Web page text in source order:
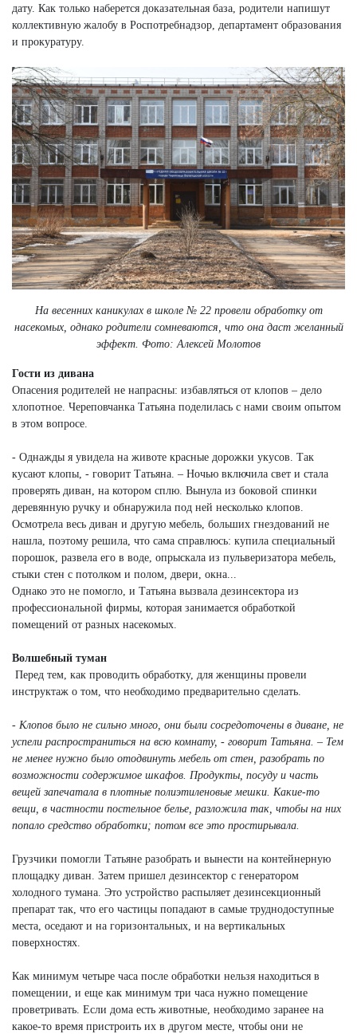
дату. Как только наберется доказательная база, родители напишут
коллективную жалобу в Роспотребнадзор, департамент образования
и прокуратуру.
На весенних каникулах в школе № 22 провели обработку от
насекомых, однако родители сомневаются, что она даст желанный
эффект. Фото: Алексей Молотов
Гости из дивана
Опасения родителей не напрасны: избавляться от клопов – дело
хлопотное. Череповчанка Татьяна поделилась с нами своим опытом
в этом вопросе.
- Однажды я увидела на животе красные дорожки укусов. Так
кусают клопы, - говорит Татьяна. – Ночью включила свет и стала
проверять диван, на котором сплю. Вынула из боковой спинки
деревянную ручку и обнаружила под ней несколько клопов.
Осмотрела весь диван и другую мебель, больших гнездований не
нашла, поэтому решила, что сама справлюсь: купила специальный
порошок, развела его в воде, опрыскала из пульверизатора мебель,
стыки стен с потолком и полом, двери, окна...
Однако это не помогло, и Татьяна вызвала дезинсектора из
профессиональной фирмы, которая занимается обработкой
помещений от разных насекомых.
Волшебный туман
Перед тем, как проводить обработку, для женщины провели
инструктаж о том, что необходимо предварительно сделать.
- Клопов было не сильно много, они были сосредоточены в диване, не
успели распространиться на всю комнату, - говорит Татьяна. – Тем
не менее нужно было отодвинуть мебель от стен, разобрать по
возможности содержимое шкафов. Продукты, посуду и часть
вещей запечатала в плотные полиэтиленовые мешки. Какие-то
вещи, в частности постельное белье, разложила так, чтобы на них
попало средство обработки; потом все это простирывала.
Грузчики помогли Татьяне разобрать и вынести на контейнерную
площадку диван. Затем пришел дезинсектор с генератором
холодного тумана. Это устройство распыляет дезинсекционный
препарат так, что его частицы попадают в самые труднодоступные
места, оседают и на горизонтальных, и на вертикальных
поверхностях.
Как минимум четыре часа после обработки нельзя находиться в
помещении, и еще как минимум три часа нужно помещение
проветривать. Если дома есть животные, необходимо заранее на
какое-то время пристроить их в другом месте, чтобы они не